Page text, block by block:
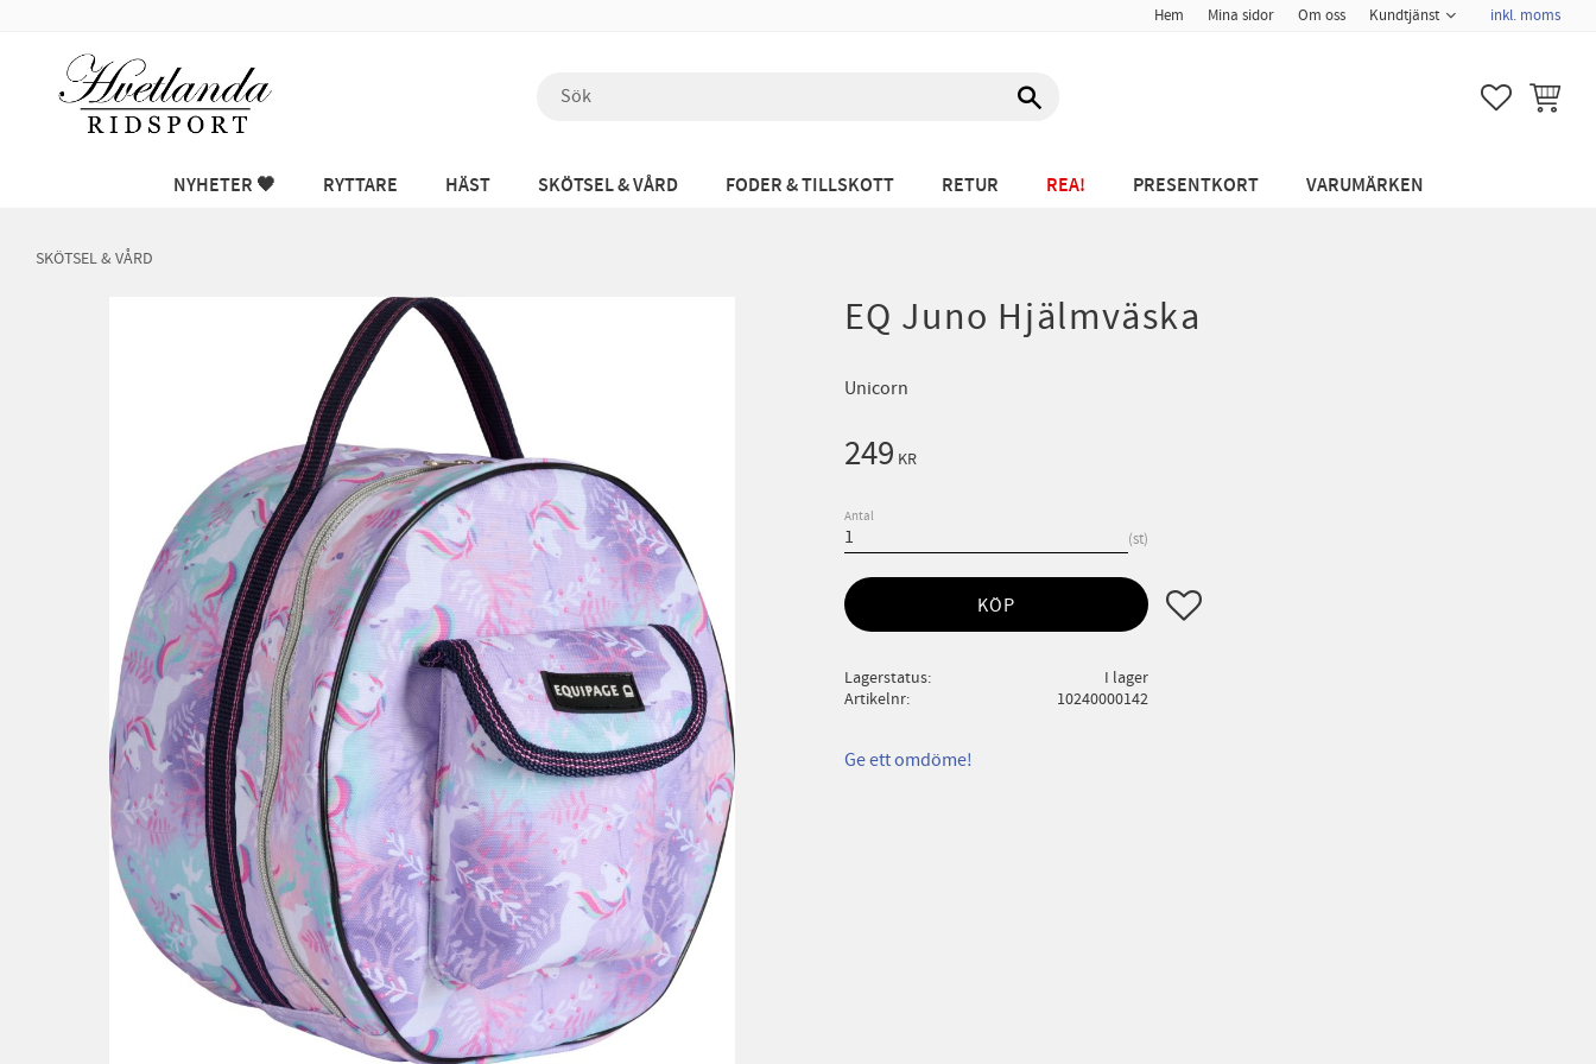
Hem Mina sidor Om oss Kundtjänst inkl. moms
FAVORITER
NYHETER 🖤 RYTTARE HÄST SKÖTSEL & VÅRD FODER & TILLSKOTT RETUR REA! PRESENTKORT VARUMÄRKEN
SKÖTSEL & VÅRD
EQ Juno Hjälmväska
Unicorn
249 KR
Antal
st
KÖP Lägg till i favoriter
Lagerstatus
I lager
Artikelnr
10240000142
Ge ett omdöme!